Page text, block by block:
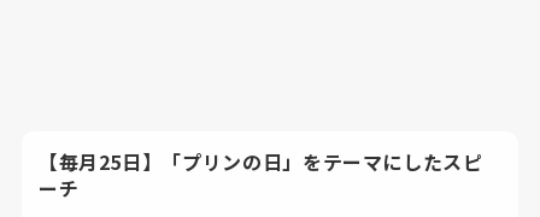
【毎月25日】「プリンの日」をテーマにしたスピ
ーチ